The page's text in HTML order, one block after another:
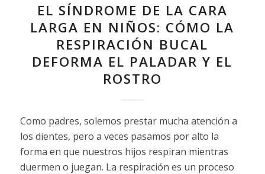
EL SÍNDROME DE LA CARA
LARGA EN NIÑOS: CÓMO LA
RESPIRACIÓN BUCAL
DEFORMA EL PALADAR Y EL
ROSTRO
Como padres, solemos prestar mucha atención a
los dientes, pero a veces pasamos por alto la
forma en que nuestros hijos respiran mientras
duermen o juegan. La respiración es un proceso